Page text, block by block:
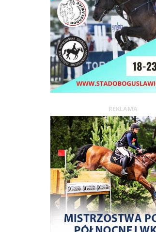
REKLAMA